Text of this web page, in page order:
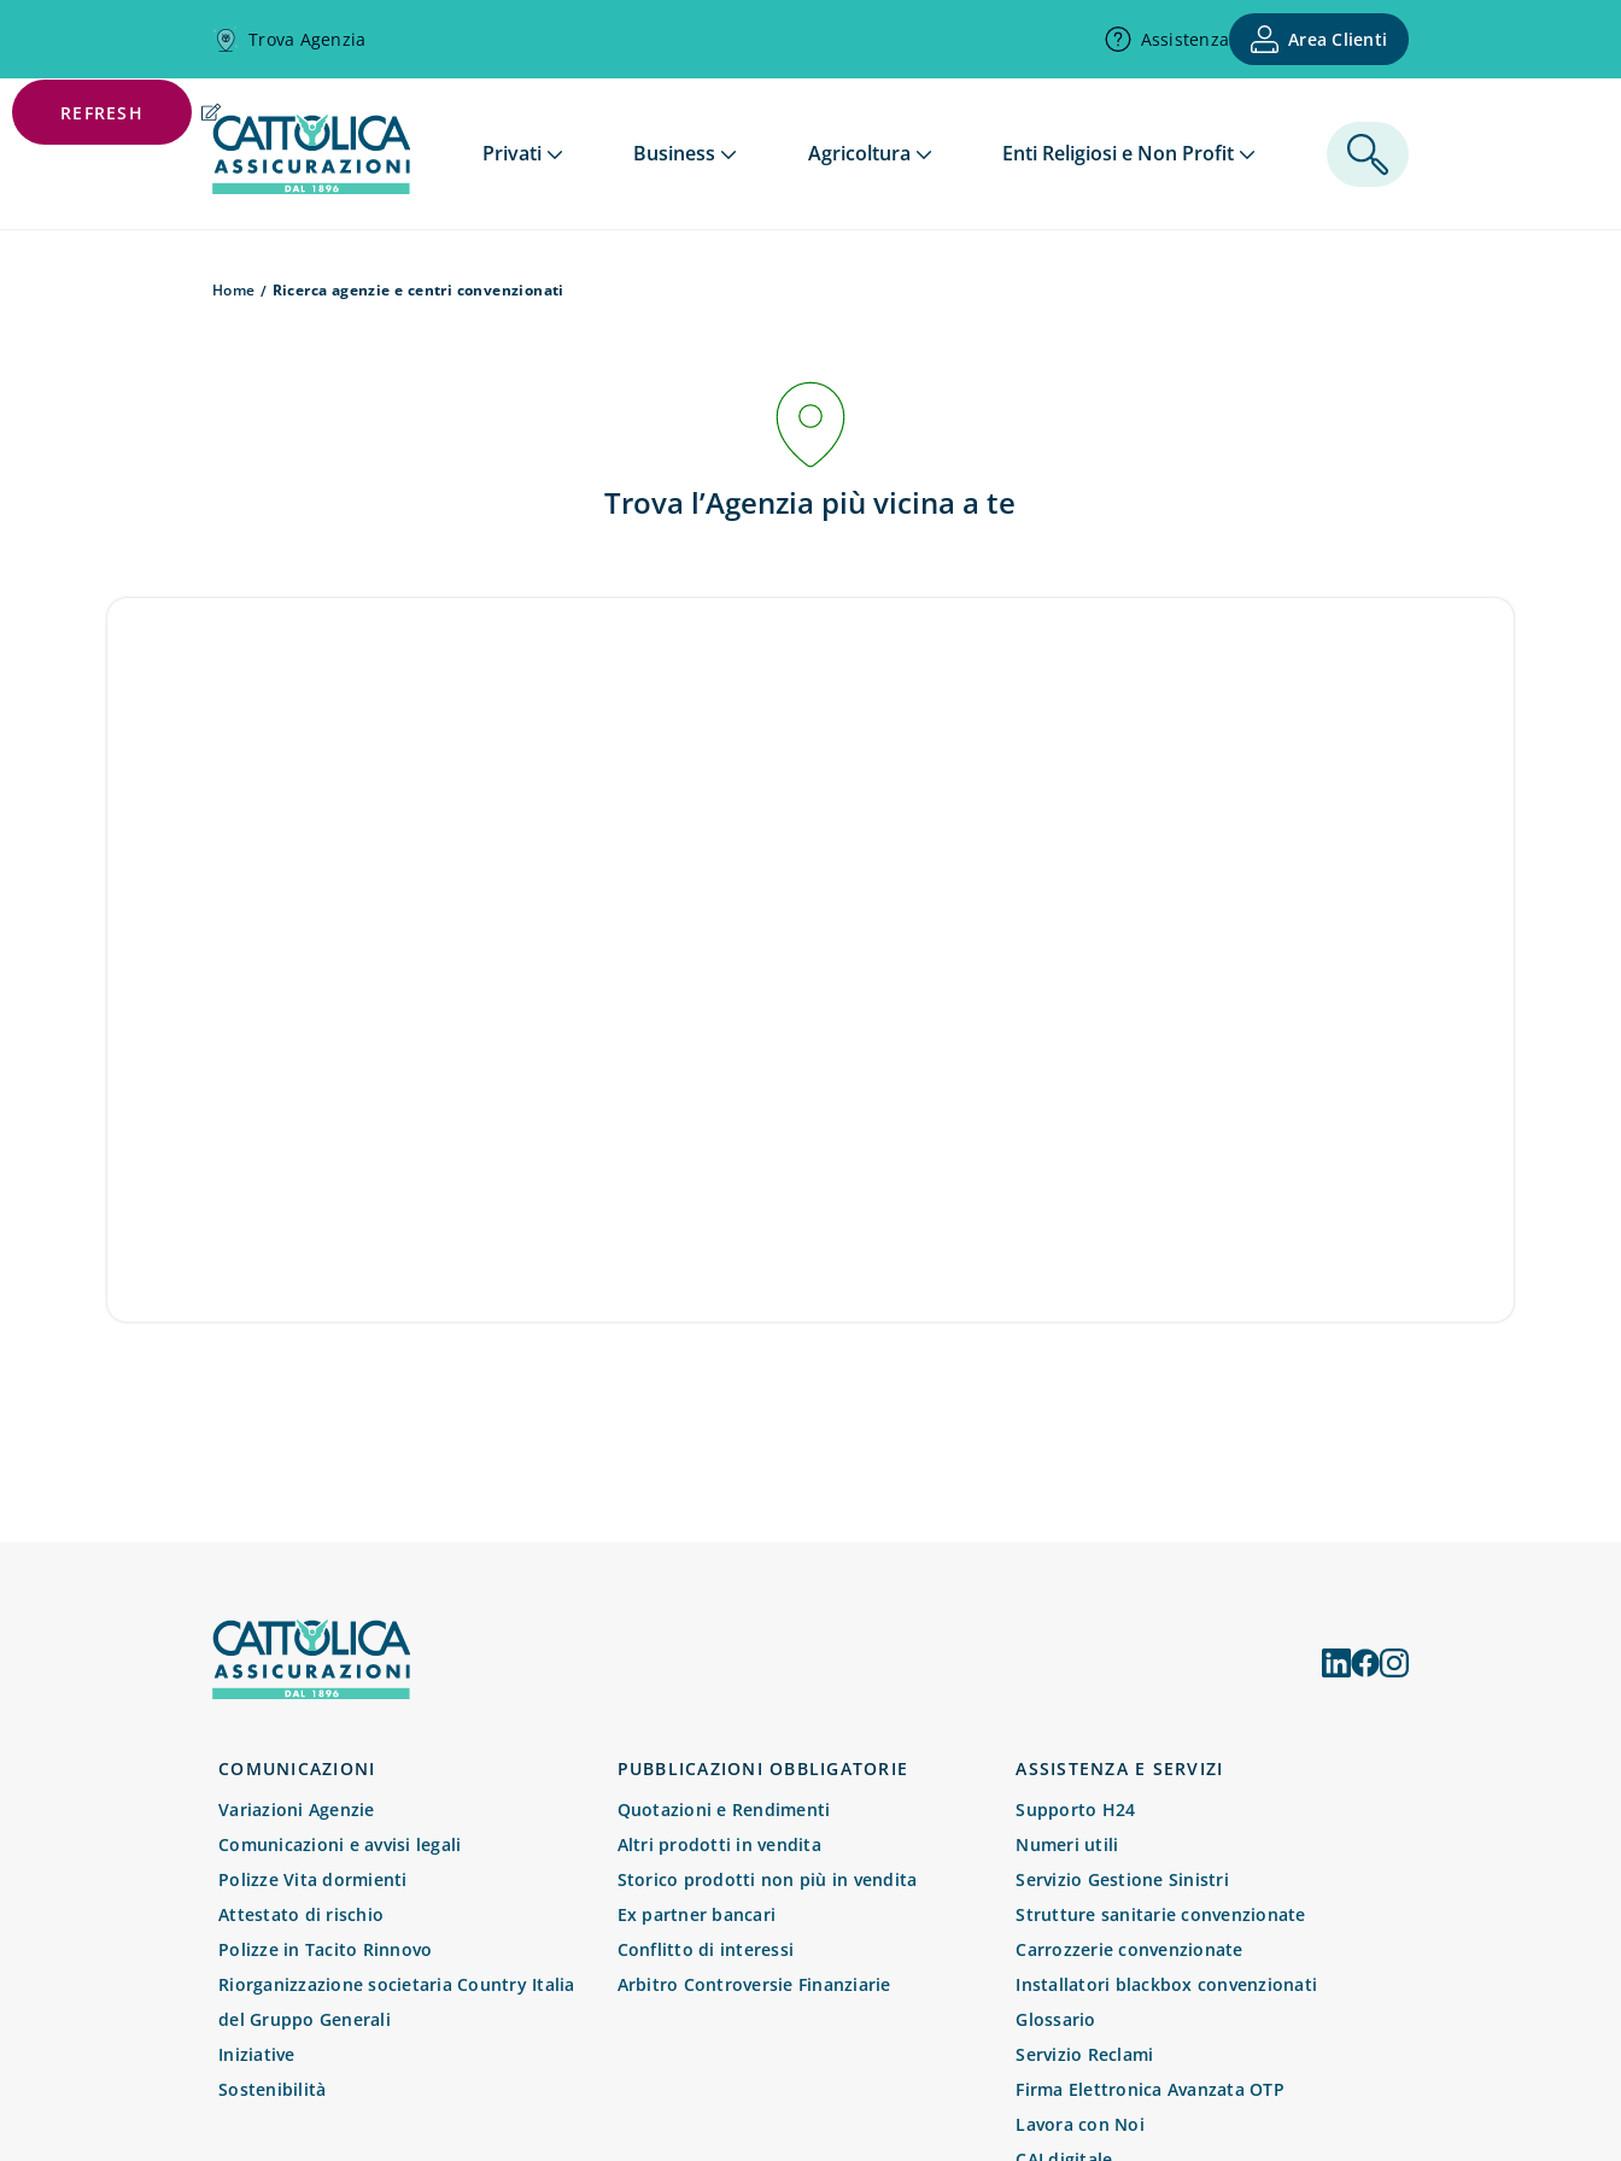
Trova Agenzia Assistenza Area Clienti
Privati Business Agricoltura Enti Religiosi e Non Profit
REFRESH
Home Ricerca agenzie e centri convenzionati
Trova l’Agenzia più vicina a te
COMUNICAZIONI
Variazioni Agenzie
Comunicazioni e avvisi legali
Polizze Vita dormienti
Attestato di rischio
Polizze in Tacito Rinnovo
Riorganizzazione societaria Country Italia
del Gruppo Generali
Iniziative
Sostenibilità
PUBBLICAZIONI OBBLIGATORIE
Quotazioni e Rendimenti
Altri prodotti in vendita
Storico prodotti non più in vendita
Ex partner bancari
Conflitto di interessi
Arbitro Controversie Finanziarie
ASSISTENZA E SERVIZI
Supporto H24
Numeri utili
Servizio Gestione Sinistri
Strutture sanitarie convenzionate
Carrozzerie convenzionate
Installatori blackbox convenzionati
Glossario
Servizio Reclami
Firma Elettronica Avanzata OTP
Lavora con Noi